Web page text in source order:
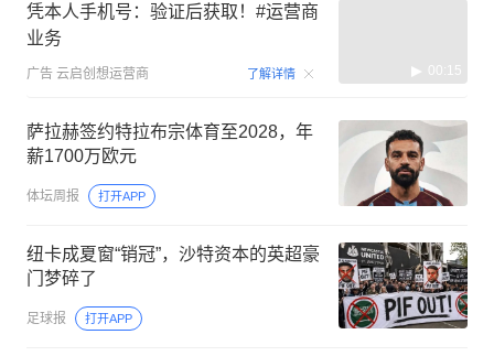
凭本人手机号：验证后获取！#运营商
业务
广告 云启创想运营商 了解详情 00:15
萨拉赫签约特拉布宗体育至2028，年
薪1700万欧元
体坛周报 打开APP
纽卡成夏窗“销冠”，沙特资本的英超豪
门梦碎了
足球报 打开APP